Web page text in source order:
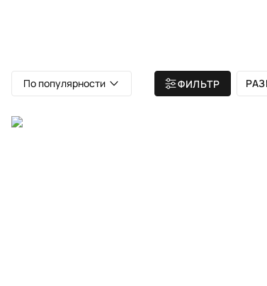
/ Выбор месяца от дизайнера Елены Маркиной
По популярности ФИЛЬТР